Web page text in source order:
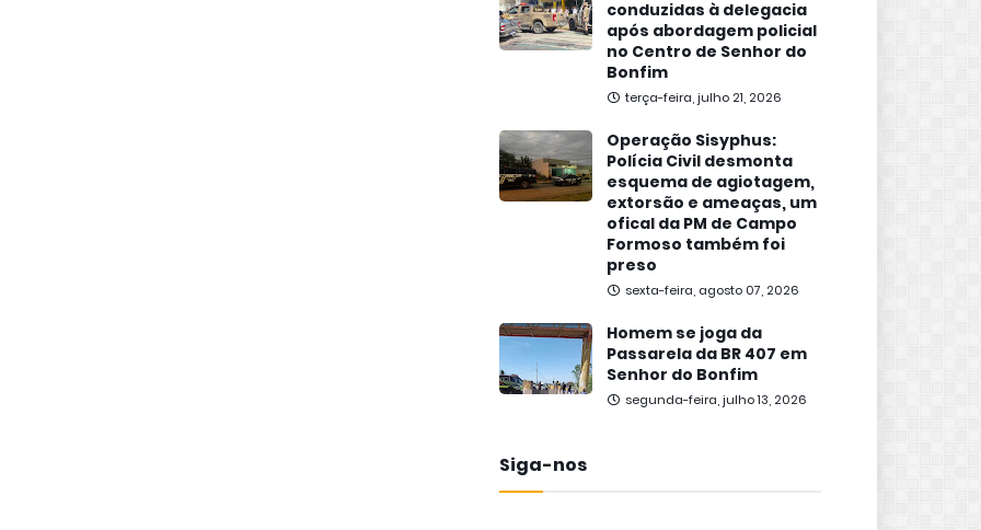
conduzidas à delegacia
após abordagem policial
no Centro de Senhor do
Bonfim
terça-feira, julho 21, 2026
Operação Sisyphus:
Polícia Civil desmonta
esquema de agiotagem,
extorsão e ameaças, um
ofical da PM de Campo
Formoso também foi
preso
sexta-feira, agosto 07, 2026
Homem se joga da
Passarela da BR 407 em
Senhor do Bonfim
segunda-feira, julho 13, 2026
Siga-nos